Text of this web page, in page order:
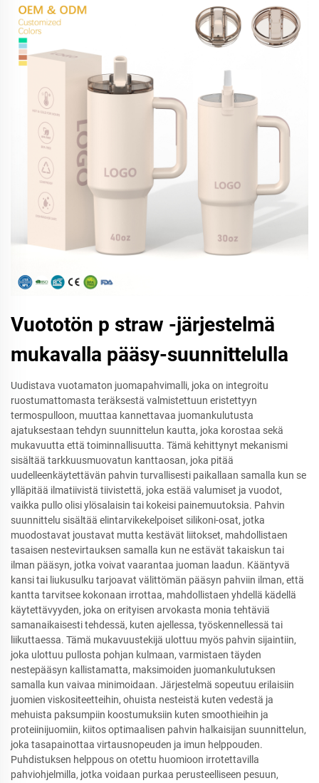
Vuototön p straw -järjestelmä
mukavalla pääsy-suunnittelulla
Uudistava vuotamaton juomapahvimalli, joka on integroitu
ruostumattomasta teräksestä valmistettuun eristettyyn
termospulloon, muuttaa kannettavaa juomankulutusta
ajatuksestaan tehdyn suunnittelun kautta, joka korostaa sekä
mukavuutta että toiminnallisuutta. Tämä kehittynyt mekanismi
sisältää tarkkuusmuovatun kanttaosan, joka pitää
uudelleenkäytettävän pahvin turvallisesti paikallaan samalla kun se
ylläpitää ilmatiivistä tiivistettä, joka estää valumiset ja vuodot,
vaikka pullo olisi ylösalaisin tai kokeisi painemuutoksia. Pahvin
suunnittelu sisältää elintarvikekelpoiset silikoni-osat, jotka
muodostavat joustavat mutta kestävät liitokset, mahdollistaen
tasaisen nestevirtauksen samalla kun ne estävät takaiskun tai
ilman pääsyn, jotka voivat vaarantaa juoman laadun. Kääntyvä
kansi tai liukusulku tarjoavat välittömän pääsyn pahviin ilman, että
kantta tarvitsee kokonaan irrottaa, mahdollistaen yhdellä kädellä
käytettävyyden, joka on erityisen arvokasta monia tehtäviä
samanaikaisesti tehdessä, kuten ajellessa, työskennellessä tai
liikuttaessa. Tämä mukavuustekijä ulottuu myös pahvin sijaintiin,
joka ulottuu pullosta pohjan kulmaan, varmistaen täyden
nestepääsyn kallistamatta, maksimoiden juomankulutuksen
samalla kun vaivaa minimoidaan. Järjestelmä sopeutuu erilaisiin
juomien viskositeetteihin, ohuista nesteistä kuten vedestä ja
mehuista paksumpiin koostumuksiin kuten smoothieihin ja
proteiinijuomiin, kiitos optimaalisen pahvin halkaisijan suunnittelun,
joka tasapainottaa virtausnopeuden ja imun helppouden.
Puhdistuksen helppous on otettu huomioon irrotettavilla
pahviohjelmilla, jotka voidaan purkaa perusteelliseen pesuun,